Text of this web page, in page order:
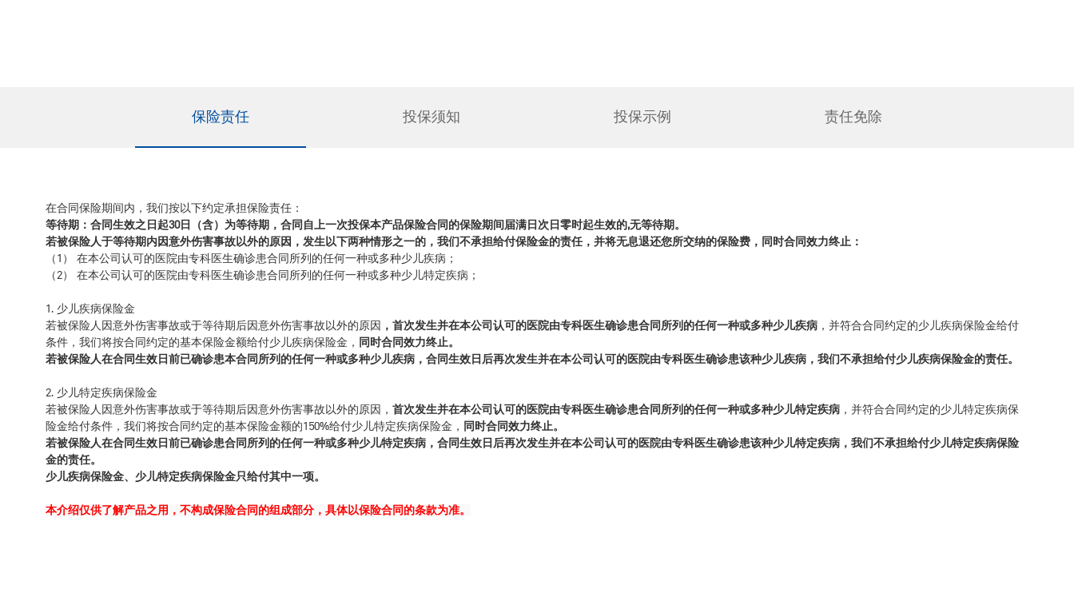
保险责任 投保须知 投保示例 责任免除
在合同保险期间内，我们按以下约定承担保险责任：
等待期：合同生效之日起30日（含）为等待期，合同自上一次投保本产品保险合同的保险期间届满日次日零时起生效的,无等待期。
若被保险人于等待期内因意外伤害事故以外的原因，发生以下两种情形之一的，我们不承担给付保险金的责任，并将无息退还您所交纳的保险费， 同时合同效力终止：
（1） 在本公司认可的医院由专科医生确诊患合同所列的任何一种或多种少儿疾病；
（2） 在本公司认可的医院由专科医生确诊患合同所列的任何一种或多种少儿特定疾病；
1. 少儿疾病保险金
若被保险人因意外伤害事故或于等待期后因意外伤害事故以外的原因 ，首次发生并在本公司认可的医院由专科医生确诊患合同所列的任何一种或多种少儿疾病 ，并符合合同约定的少儿疾病保险金给付
条件，我们将按合同约定的基本保险金额给付少儿疾病保险金， 同时合同效力终止。
若被保险人在合同生效日前已确诊患本合同所列的任何一种或多种少儿疾病，合同生效日后再次发生并在本公司认可的医院由专科医生确诊患该种少儿疾病，我们不承担给付少儿疾病保险金的责任。
2. 少儿特定疾病保险金
若被保险人因意外伤害事故或于等待期后因意外伤害事故以外的原因， 首次发生并在本公司认可的医院由专科医生确诊患合同所列的任何一种或多种少儿特定疾病 ，并符合合同约定的少儿特定疾病保
险金给付条件，我们将按合同约定的基本保险金额的150%给付少儿特定疾病保险金， 同时合同效力终止。
若被保险人在合同生效日前已确诊患合同所列的任何一种或多种少儿特定疾病，合同生效日后再次发生并在本公司认可的医院由专科医生确诊患该种少儿特定疾病，我们不承担给付少儿特定疾病保险
金的责任。
少儿疾病保险金、少儿特定疾病保险金只给付其中一项。
本介绍仅供了解产品之用，不构成保险合同的组成部分，具体以保险合同的条款为准。